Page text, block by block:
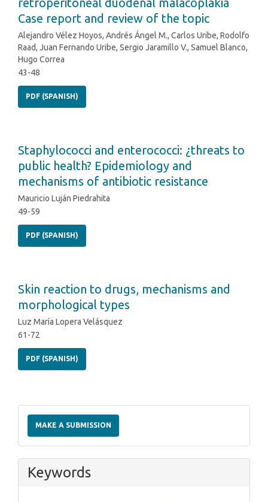
retroperitoneal duodenal malacoplakia
Case report and review of the topic
Alejandro Vélez Hoyos, Andrés Ángel M., Carlos Uribe, Rodolfo
Raad, Juan Fernando Uribe, Sergio Jaramillo V., Samuel Blanco,
Hugo Correa
43-48
PDF (SPANISH)
Staphylococci and enterococci: ¿threats to
public health? Epidemiology and
mechanisms of antibiotic resistance
Mauricio Luján Piedrahita
49-59
PDF (SPANISH)
Skin reaction to drugs, mechanisms and
morphological types
Luz María Lopera Velásquez
61-72
PDF (SPANISH)
a
Submission
MAKE A SUBMISSION
Keywords